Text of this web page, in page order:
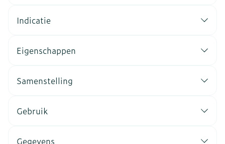
Indicatie
Eigenschappen
Samenstelling
Gebruik
Gegevens